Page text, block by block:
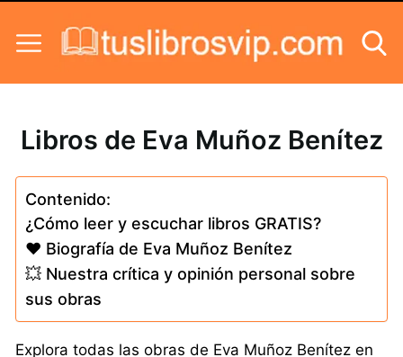
Libros de Eva Muñoz Benítez
Contenido:
¿Cómo leer y escuchar libros GRATIS?
❤️ Biografía de Eva Muñoz Benítez
💥 Nuestra crítica y opinión personal sobre
sus obras
Explora todas las obras de Eva Muñoz Benítez en